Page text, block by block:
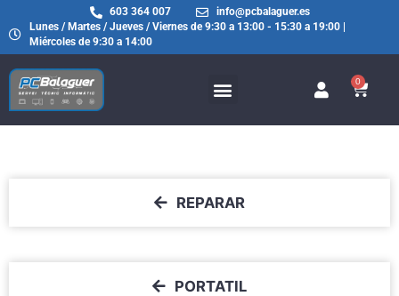
603 364 007
info@pcbalaguer.es
Lunes / Martes / Jueves / Viernes de 9:30 a 13:00 - 15:30 a 19:00 |
Miércoles de 9:30 a 14:00
0
REPARAR
PORTATIL